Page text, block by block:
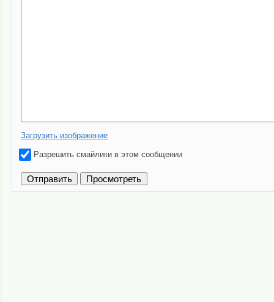
Загрузить изображение
Разрешить смайлики в этом сообщении